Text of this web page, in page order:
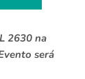
2630 na
será